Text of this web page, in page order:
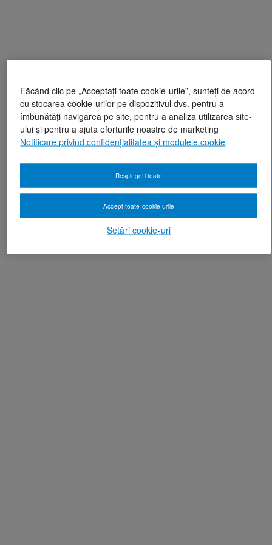
Făcând clic pe „Acceptați toate cookie-urile”, sunteți de acord
cu stocarea cookie-urilor pe dispozitivul dvs. pentru a
îmbunătăți navigarea pe site, pentru a analiza utilizarea site-
ului și pentru a ajuta eforturile noastre de marketing
Notificare privind confidențialitatea și modulele cookie
Setări cookie-uri
Respingeți toate
Accept toate cookie-urile